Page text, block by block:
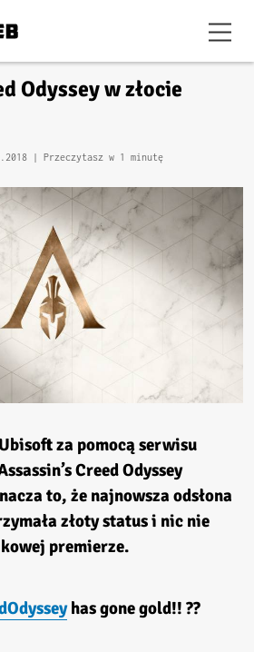
Odyssey w złocie
| Przeczytasz w 1 minutę
za pomocą serwisu
Creed Odyssey
to, że najnowsza odsłona
złoty status i nic nie
premierze.
has gone gold!! ??